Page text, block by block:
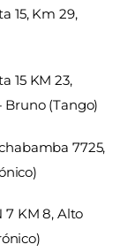
15, Km 29,
15 KM 23,
Bruno (Tango)
7725,
7 KM 8, Alto